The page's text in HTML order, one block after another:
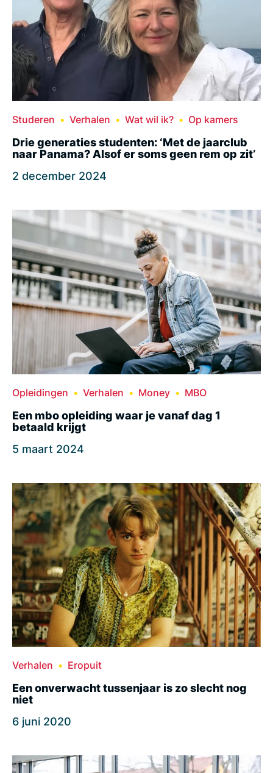
Studeren Verhalen Wat wil ik? Op kamers
Drie generaties studenten: ‘Met de jaarclub
naar Panama? Alsof er soms geen rem op zit’
2 december 2024
Opleidingen Verhalen Money MBO
Een mbo opleiding waar je vanaf dag 1
betaald krijgt
5 maart 2024
Verhalen Eropuit
Een onverwacht tussenjaar is zo slecht nog
niet
6 juni 2020